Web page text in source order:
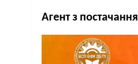
Агент з постачання